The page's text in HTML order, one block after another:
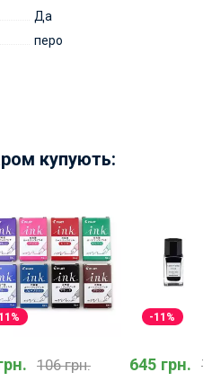
Да
перо
купують:
106 грн.
-11%
645 грн.